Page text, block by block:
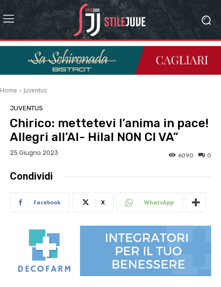
Home Juventus
JUVENTUS
Chirico: mettetevi l’anima in pace!
Allegri all’Al- Hilal NON CI VA”
25 Giugno 2023 0
6090
Condividi
Facebook X WhatsApp